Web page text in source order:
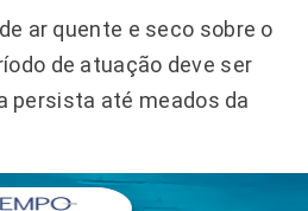
ar quente e seco sobre o
de atuação deve ser
persista até meados da